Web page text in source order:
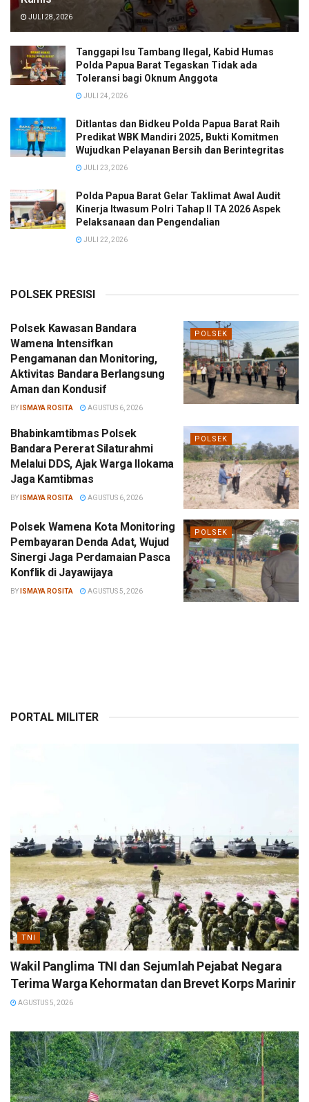
JULI 28, 2026
Tanggapi Isu Tambang Ilegal, Kabid Humas
Polda Papua Barat Tegaskan Tidak ada
Toleransi bagi Oknum Anggota
JULI 24, 2026
Ditlantas dan Bidkeu Polda Papua Barat Raih
Predikat WBK Mandiri 2025, Bukti Komitmen
Wujudkan Pelayanan Bersih dan Berintegritas
JULI 23, 2026
Polda Papua Barat Gelar Taklimat Awal Audit
Kinerja Itwasum Polri Tahap II TA 2026 Aspek
Pelaksanaan dan Pengendalian
JULI 22, 2026
POLSEK PRESISI
POLSEK
Polsek Kawasan Bandara
Wamena Intensifkan
Pengamanan dan Monitoring,
Aktivitas Bandara Berlangsung
Aman dan Kondusif
BY ISMAYA ROSITA AGUSTUS 6, 2026
POLSEK
Bhabinkamtibmas Polsek
Bandara Pererat Silaturahmi
Melalui DDS, Ajak Warga Ilokama
Jaga Kamtibmas
BY ISMAYA ROSITA AGUSTUS 6, 2026
POLSEK
Polsek Wamena Kota Monitoring
Pembayaran Denda Adat, Wujud
Sinergi Jaga Perdamaian Pasca
Konflik di Jayawijaya
BY ISMAYA ROSITA AGUSTUS 5, 2026
PORTAL MILITER
TNI
Wakil Panglima TNI dan Sejumlah Pejabat Negara
Terima Warga Kehormatan dan Brevet Korps Marinir
AGUSTUS 5, 2026